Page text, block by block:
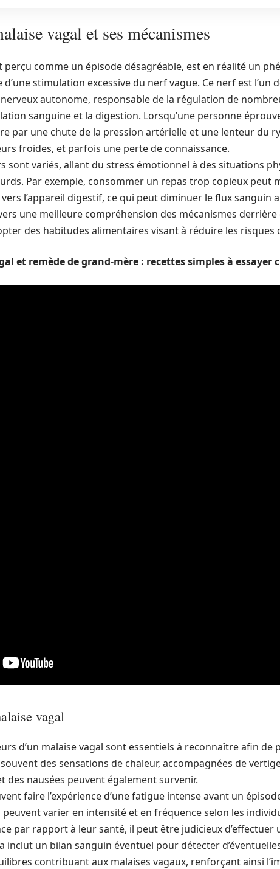
vagal et ses mécanismes
perçu comme un épisode désagréable, est en réalité un
stimulation excessive du nerf vague. Ce nerf est l’un
autonome, responsable de la régulation de
sanguine et la digestion. Lorsqu’une personne
par une chute de la pression artérielle et une lenteur du
froides, et parfois une perte de connaissance.
sont variés, allant du stress émotionnel à des situations
Par exemple, consommer un repas trop copieux peut
l’appareil digestif, ce qui peut diminuer le flux sanguin
une meilleure compréhension des mécanismes derrière
des habitudes alimentaires visant à réduire les risques
et remède de grand-mère : recettes simples à essayer
vagal
d’un malaise vagal sont essentiels à reconnaître afin de
des sensations de chaleur, accompagnées de
des nausées peuvent également survenir.
faire l’expérience d’une fatigue intense avant un
peuvent varier en intensité et en fréquence selon les
par rapport à leur santé, il peut être judicieux d’effectuer
inclut un bilan sanguin éventuel pour détecter
contribuant aux malaises vagaux, renforçant ainsi